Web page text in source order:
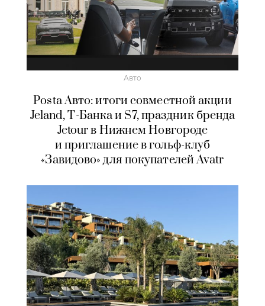
Авто
Posta Авто: итоги совместной акции
Jeland, Т-Банка и S7, праздник бренда
Jetour в Нижнем Новгороде
и приглашение в гольф-клуб
«Завидово» для покупателей Avatr